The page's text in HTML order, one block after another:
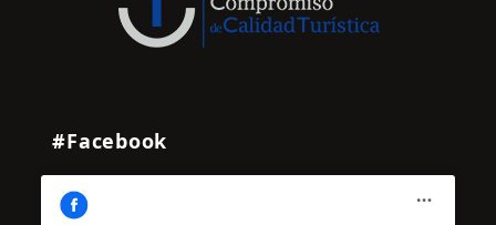
#Facebook